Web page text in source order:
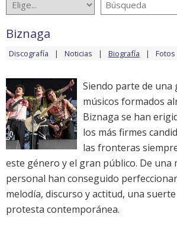
Biznaga
Discografía Noticias Biografía Fotos
Siendo parte de una
músicos formados
Biznaga se han
los más firmes
las fronteras
este género y el gran público. De una
personal han conseguido
melodía, discurso y actitud, una
protesta contemporánea.